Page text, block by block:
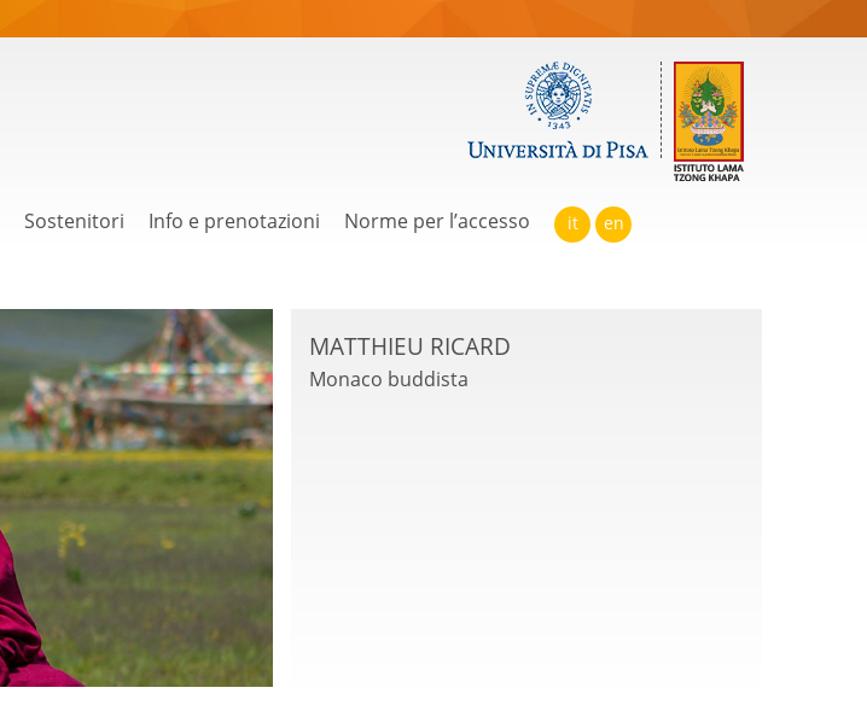
Sostenitori Info e prenotazioni Norme per l’accesso it en
MATTHIEU RICARD
Monaco buddista